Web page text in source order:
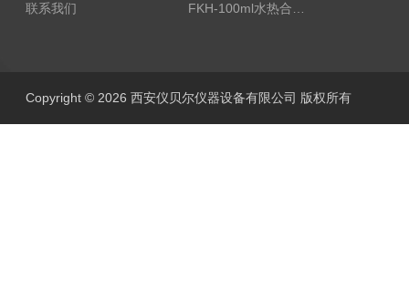
联系我们
Copyright © 2026 西安仪贝尔仪器设备有限公司 版权所有